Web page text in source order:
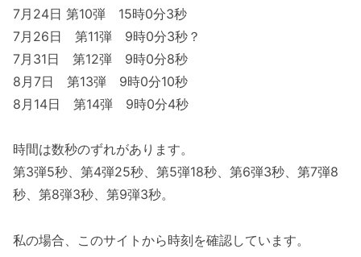
7月24日 第10弾 15時0分3秒
7月26日 第11弾 9時0分3秒？
7月31日 第12弾 9時0分8秒
8月7日 第13弾 9時0分10秒
8月14日 第14弾 9時0分4秒
時間は数秒のずれがあります。
第3弾5秒、第4弾25秒、第5弾18秒、第6弾3秒、第7弾8
秒、第8弾3秒、第9弾3秒。
私の場合、このサイトから時刻を確認しています。